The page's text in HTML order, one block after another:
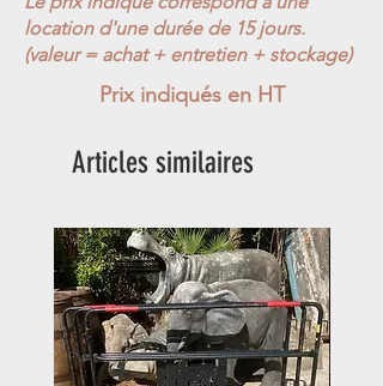
location d'une durée de 15 jours.
(valeur = achat + entretien + stockage)
Prix indiqués en HT
Articles similaires